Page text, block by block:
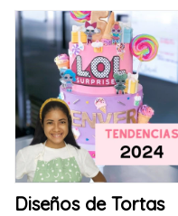
Diseños de Tortas